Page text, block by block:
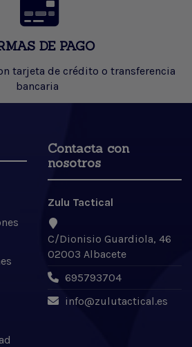
DE PAGO
tarjeta de crédito o transferencia
bancaria
Contacta con
nosotros
Zulu Tactical
C/Dionisio Guardiola, 46
02003 Albacete
695793704
info@zulutactical.es